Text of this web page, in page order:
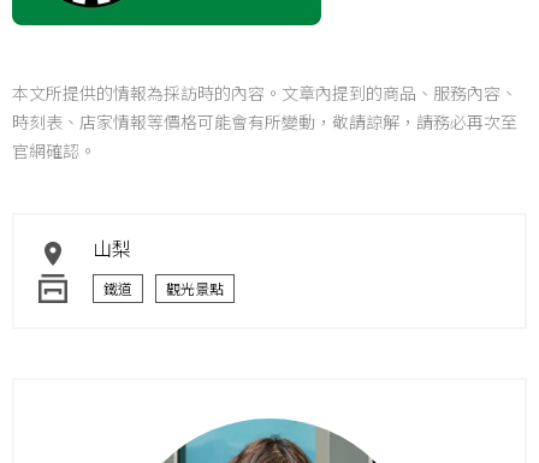
本文所提供的情報為採訪時的內容。文章內提到的商品、服務內容、
時刻表、店家情報等價格可能會有所變動，敬請諒解，請務必再次至
官網確認。
山梨
鐵道 觀光景點